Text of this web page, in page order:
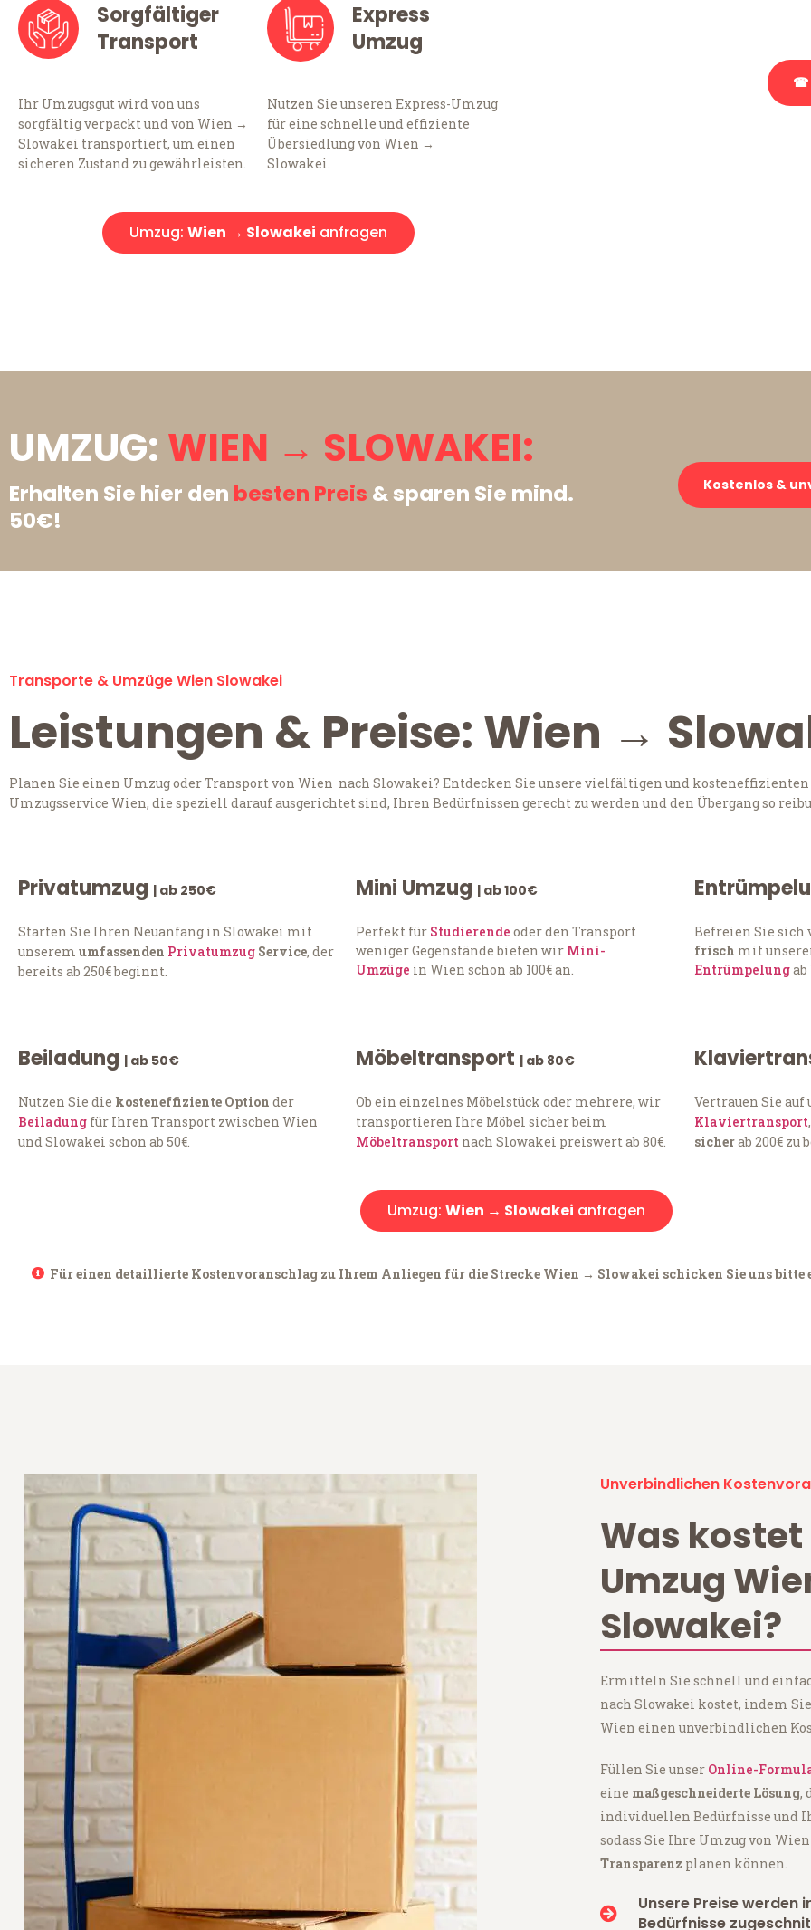
Sorgfältiger
Transport
Ihr Umzugsgut wird von uns
sorgfältig verpackt und von Wien →
Slowakei transportiert, um einen
sicheren Zustand zu gewährleisten.
Express
Umzug
Nutzen Sie unseren Express-Umzug
für eine schnelle und effiziente
Übersiedlung von Wien →
Slowakei.
Umzug: Wien → Slowakei anfragen
☎
UMZUG: WIEN → SLOWAKEI:
Erhalten Sie hier den besten Preis & sparen Sie mind.
50€!
Kostenlos &
Transporte & Umzüge Wien Slowakei
Leistungen & Preise: Wien →
Planen Sie einen Umzug oder Transport von Wien nach Slowakei? Entdecken Sie unsere vielfältigen und
Umzugsservice Wien, die speziell darauf ausgerichtet sind, Ihren Bedürfnissen gerecht zu werden und den Übergang so
Privatumzug | ab 250€
Starten Sie Ihren Neuanfang in Slowakei mit
unserem umfassenden Privatumzug Service, der
bereits ab 250€ beginnt.
Mini Umzug | ab 100€
Perfekt für Studierende oder den Transport
weniger Gegenstände bieten wir Mini-
Umzüge in Wien schon ab 100€ an.
Befreien Sie sich
frisch mit
Entrümpelungab
Beiladung | ab 50€
Nutzen Sie die kosteneffiziente Option der
Beiladung für Ihren Transport zwischen Wien
und Slowakei schon ab 50€.
Möbeltransport | ab 80€
Ob ein einzelnes Möbelstück oder mehrere, wir
transportieren Ihre Möbel sicher beim
Möbeltransport nach Slowakei preiswert ab 80€.
Vertrauen Sie auf
Klaviertransport
sicherab 200€ zu
Umzug: Wien → Slowakei anfragen
Für einen detaillierte Kostenvoranschlag zu Ihrem Anliegen für die Strecke Wien → Slowakei schicken Sie uns bitte
Unverbindlichen
Was kostet
Umzug
Slowakei?
Ermitteln Sie schnell und
nach Slowakei kostet, indem
Wien einen unverbindlichen
Füllen Sie unser Online-
eine maßgeschneiderte Lösung,
individuellen Bedürfnisse und
sodass Sie Ihre Umzug von
Transparenz planen können.
Unsere Preise werden
Bedürfnisse